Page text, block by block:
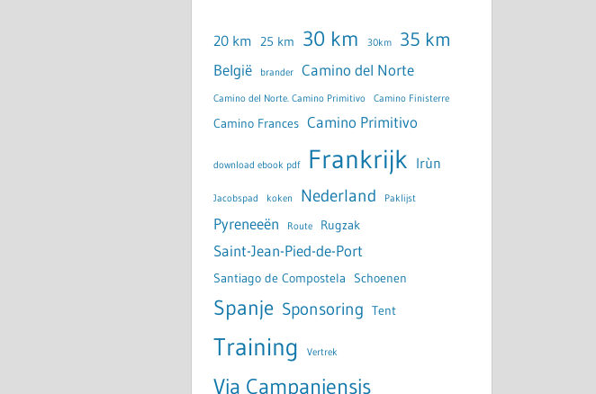
20 km 25 km 30 km 30km 35 km
België brander Camino del Norte
Camino del Norte. Camino Primitivo Camino Finisterre
Camino Frances Camino Primitivo
download ebook pdf Frankrijk Irùn
Jacobspad koken Nederland Paklijst
Pyreneeën Route Rugzak
Saint-Jean-Pied-de-Port
Santiago de Compostela Schoenen
Spanje Sponsoring Tent
Training Vertrek
Via Campaniensis